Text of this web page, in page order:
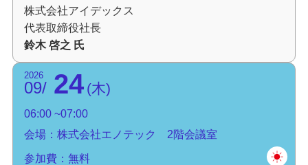
株式会社アイデックス
代表取締役社長
鈴木 啓之 氏
2026
09 24 木
06:00
07:00
会場：株式会社エノテック 2階会議室
参加費：無料